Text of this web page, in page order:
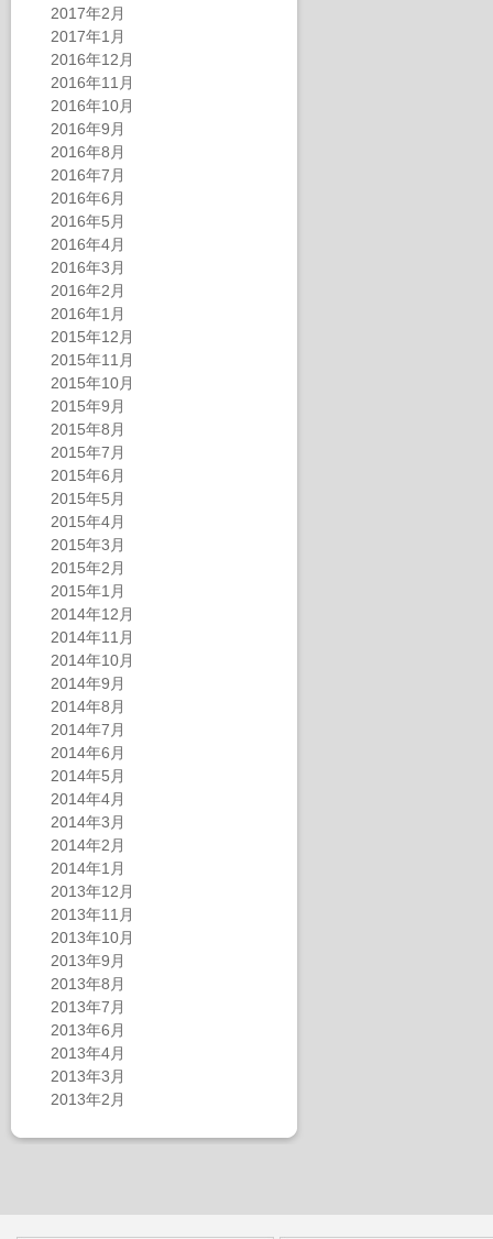
2017年2月
2017年1月
2016年12月
2016年11月
2016年10月
2016年9月
2016年8月
2016年7月
2016年6月
2016年5月
2016年4月
2016年3月
2016年2月
2016年1月
2015年12月
2015年11月
2015年10月
2015年9月
2015年8月
2015年7月
2015年6月
2015年5月
2015年4月
2015年3月
2015年2月
2015年1月
2014年12月
2014年11月
2014年10月
2014年9月
2014年8月
2014年7月
2014年6月
2014年5月
2014年4月
2014年3月
2014年2月
2014年1月
2013年12月
2013年11月
2013年10月
2013年9月
2013年8月
2013年7月
2013年6月
2013年4月
2013年3月
2013年2月